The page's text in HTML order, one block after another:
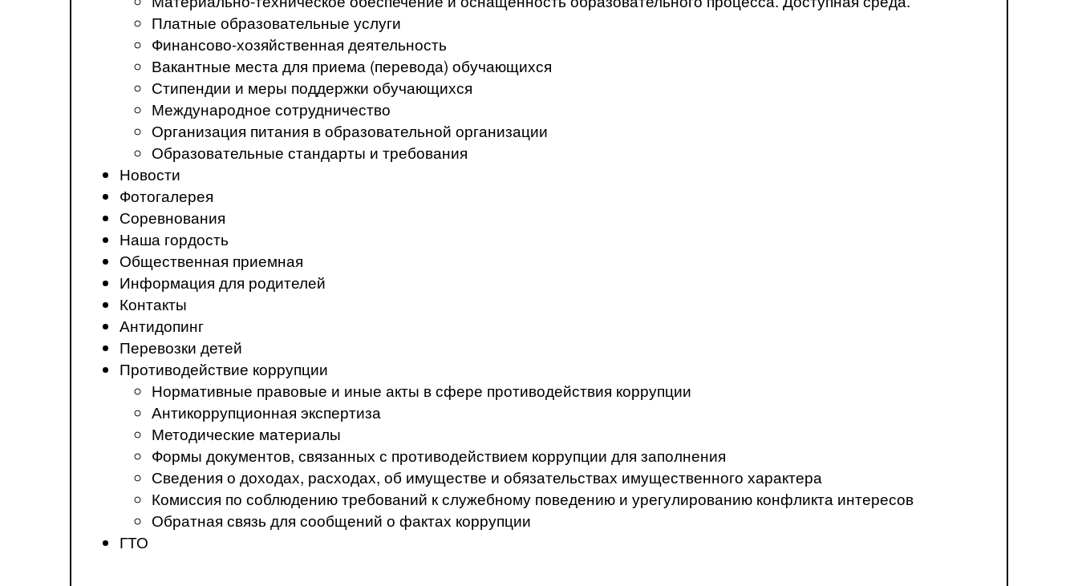
Платные образовательные услуги
Финансово-хозяйственная деятельность
Вакантные места для приема (перевода) обучающихся
Стипендии и меры поддержки обучающихся
Международное сотрудничество
Организация питания в образовательной организации
Образовательные стандарты и требования
Новости
Фотогалерея
Соревнования
Наша гордость
Общественная приемная
Информация для родителей
Контакты
Антидопинг
Перевозки детей
Противодействие коррупции
Нормативные правовые и иные акты в сфере противодействия коррупции
Антикоррупционная экспертиза
Методические материалы
Формы документов, связанных с противодействием коррупции для заполнения
Сведения о доходах, расходах, об имуществе и обязательствах имущественного характера
Комиссия по соблюдению требований к служебному поведению и урегулированию конфликта интересов
Обратная связь для сообщений о фактах коррупции
ГТО